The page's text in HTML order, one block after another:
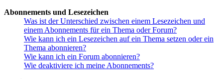
Abonnements und Lesezeichen
Was ist der Unterschied zwischen einem Lesezeichen und
einem Abonnements für ein Thema oder Forum?
Wie kann ich ein Lesezeichen auf ein Thema setzen oder ein
Thema abonnieren?
Wie kann ich ein Forum abonnieren?
Wie deaktiviere ich meine Abonnements?